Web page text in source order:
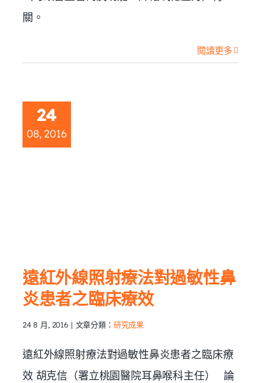
關。
閱讀更多
24
08, 2016
遠紅外線照射療法對過敏性鼻
炎患者之臨床療效
24 8 月, 2016 | 文章分類： 研究成果
遠紅外線照射療法對過敏性鼻炎患者之臨床療
效 胡克信（署立桃園醫院耳鼻喉科主任） 論